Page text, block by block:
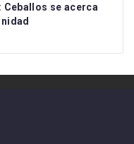
Ceballos se acerca